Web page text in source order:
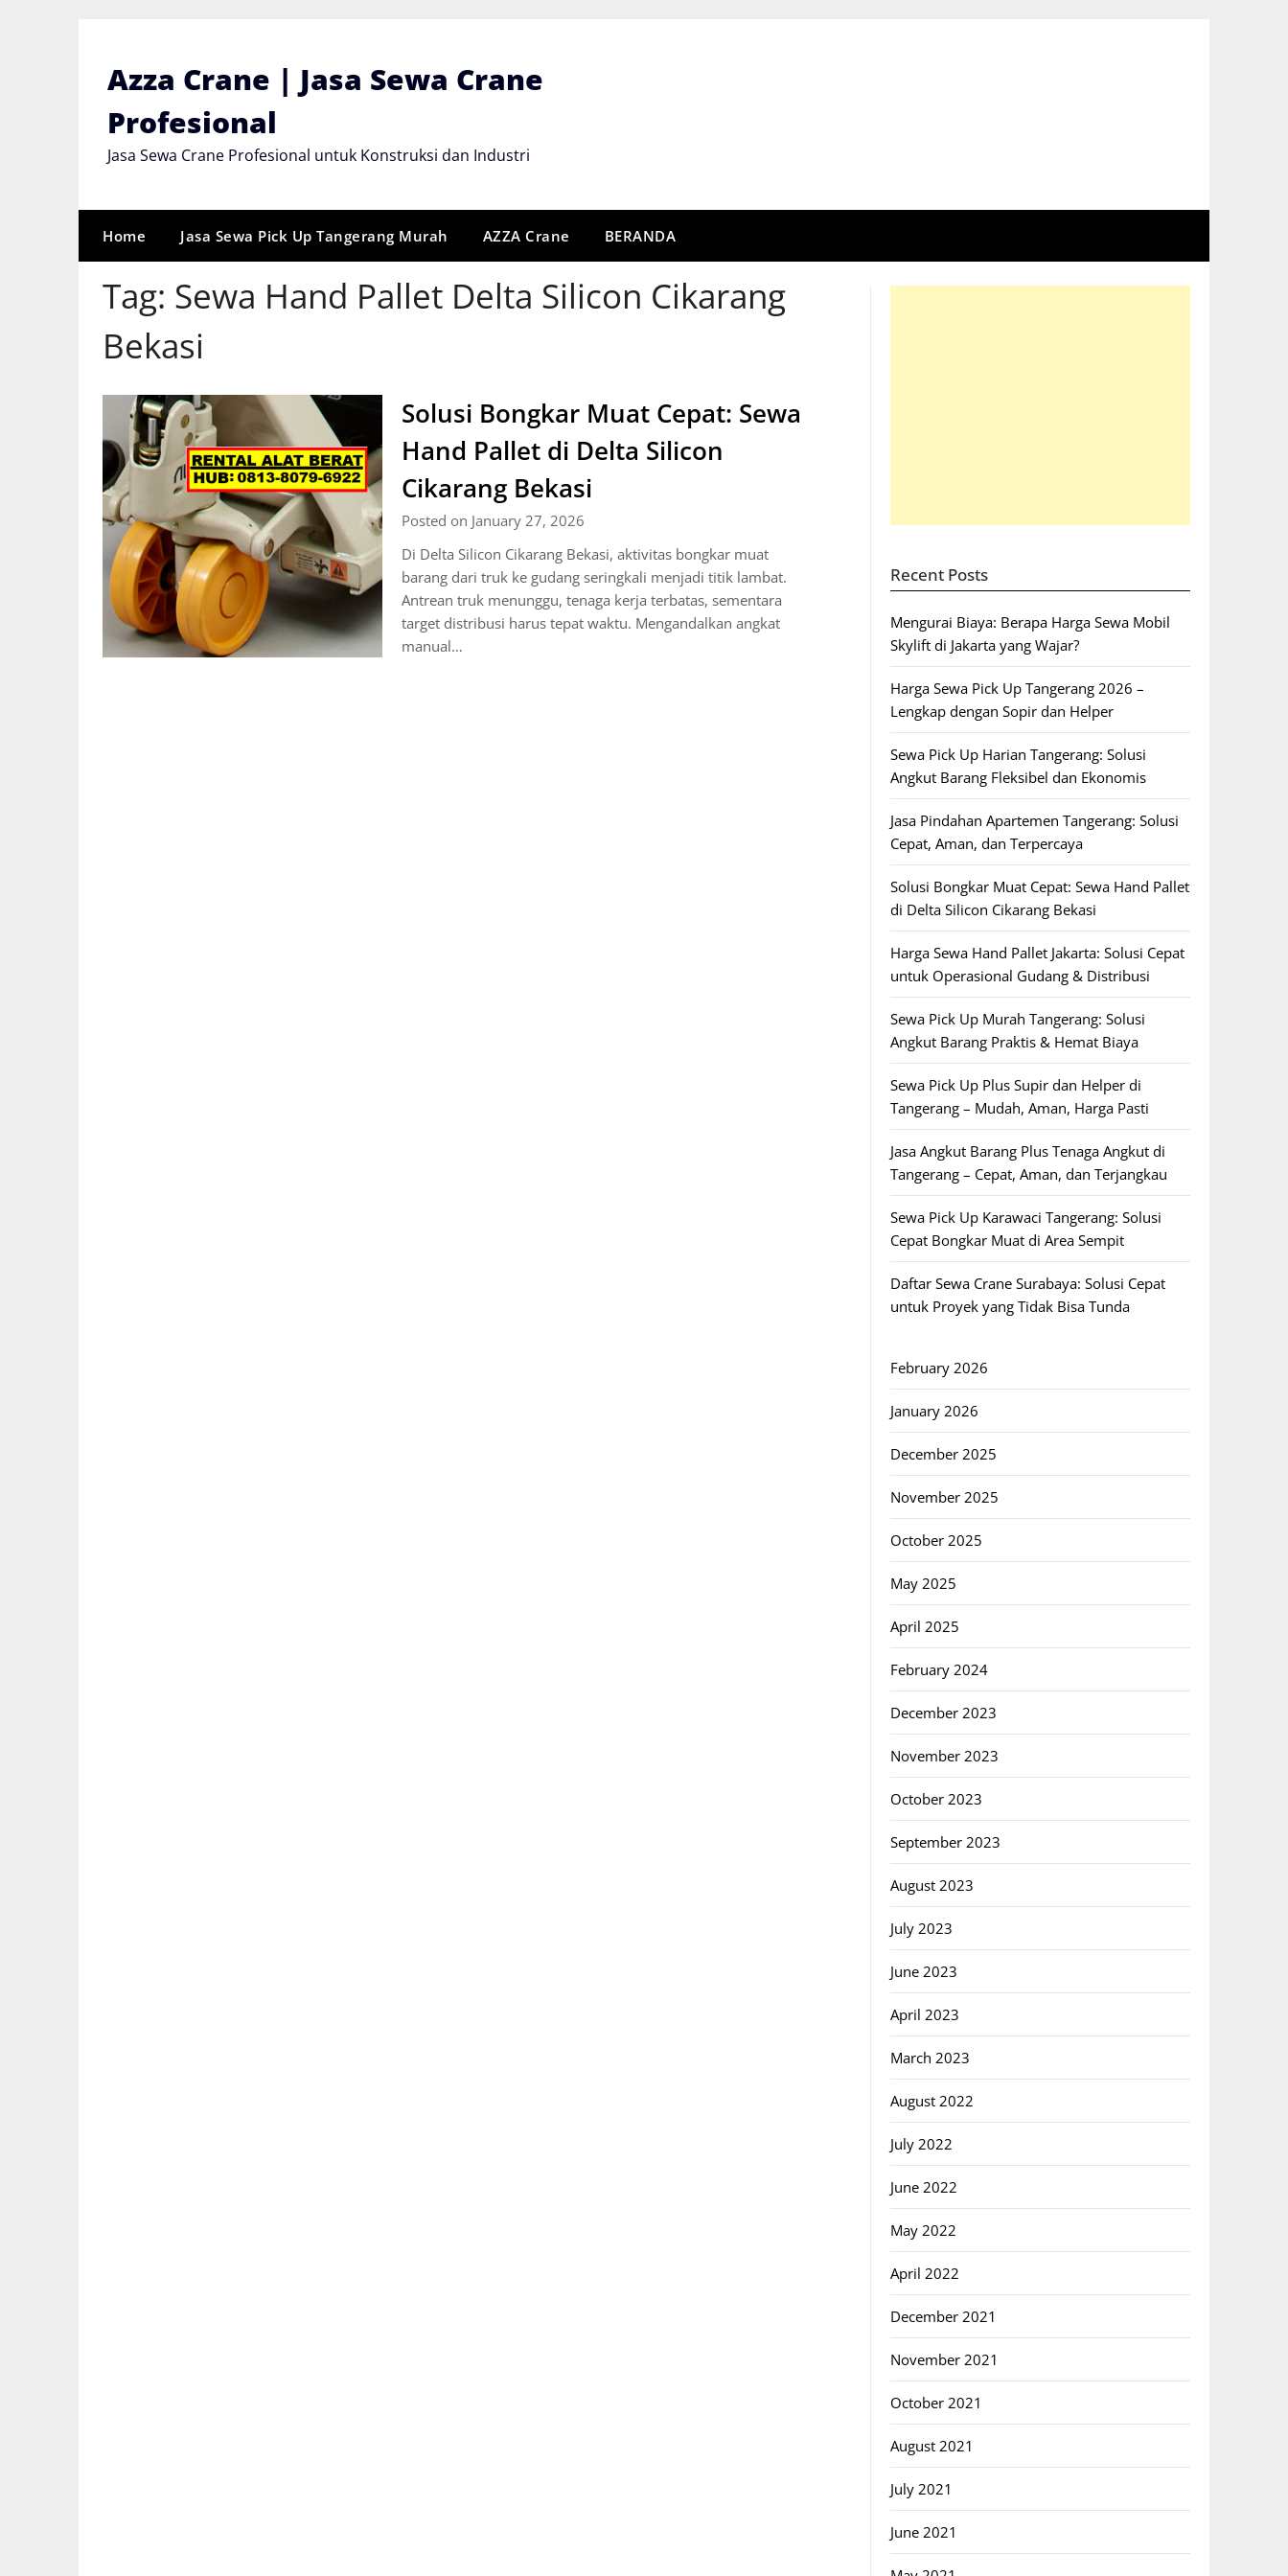
Azza Crane | Jasa Sewa Crane
Profesional
Jasa Sewa Crane Profesional untuk Konstruksi dan Industri
Home Jasa Sewa Pick Up Tangerang Murah AZZA Crane BERANDA
Tag: Sewa Hand Pallet Delta Silicon Cikarang
Bekasi
Solusi Bongkar Muat Cepat: Sewa
Hand Pallet di Delta Silicon
Cikarang Bekasi
Posted on January 27, 2026
Di Delta Silicon Cikarang Bekasi, aktivitas bongkar muat
barang dari truk ke gudang seringkali menjadi titik lambat.
Antrean truk menunggu, tenaga kerja terbatas, sementara
target distribusi harus tepat waktu. Mengandalkan angkat
manual…
Recent Posts
Mengurai Biaya: Berapa Harga Sewa Mobil
Skylift di Jakarta yang Wajar?
Harga Sewa Pick Up Tangerang 2026 –
Lengkap dengan Sopir dan Helper
Sewa Pick Up Harian Tangerang: Solusi
Angkut Barang Fleksibel dan Ekonomis
Jasa Pindahan Apartemen Tangerang: Solusi
Cepat, Aman, dan Terpercaya
Solusi Bongkar Muat Cepat: Sewa Hand Pallet
di Delta Silicon Cikarang Bekasi
Harga Sewa Hand Pallet Jakarta: Solusi Cepat
untuk Operasional Gudang & Distribusi
Sewa Pick Up Murah Tangerang: Solusi
Angkut Barang Praktis & Hemat Biaya
Sewa Pick Up Plus Supir dan Helper di
Tangerang – Mudah, Aman, Harga Pasti
Jasa Angkut Barang Plus Tenaga Angkut di
Tangerang – Cepat, Aman, dan Terjangkau
Sewa Pick Up Karawaci Tangerang: Solusi
Cepat Bongkar Muat di Area Sempit
Daftar Sewa Crane Surabaya: Solusi Cepat
untuk Proyek yang Tidak Bisa Tunda
February 2026
January 2026
December 2025
November 2025
October 2025
May 2025
April 2025
February 2024
December 2023
November 2023
October 2023
September 2023
August 2023
July 2023
June 2023
April 2023
March 2023
August 2022
July 2022
June 2022
May 2022
April 2022
December 2021
November 2021
October 2021
August 2021
July 2021
June 2021